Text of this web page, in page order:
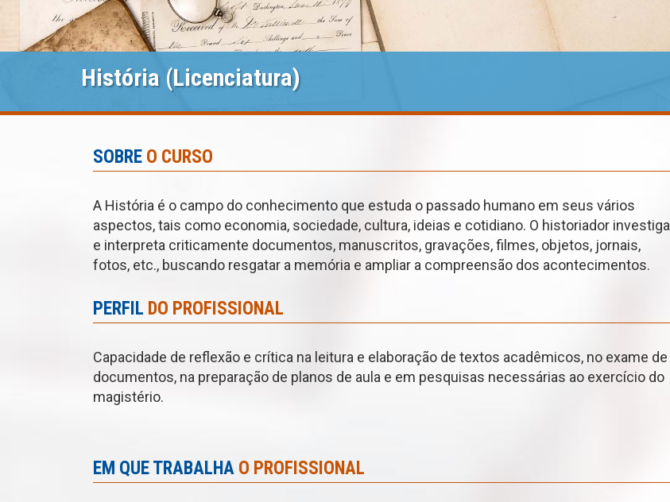
História (Licenciatura)
SOBRE O CURSO
A História é o campo do conhecimento que estuda o passado humano em seus vários
aspectos, tais como economia, sociedade, cultura, ideias e cotidiano. O historiador investiga
e interpreta criticamente documentos, manuscritos, gravações, filmes, objetos, jornais,
fotos, etc., buscando resgatar a memória e ampliar a compreensão dos acontecimentos.
PERFIL DO PROFISSIONAL
Capacidade de reflexão e crítica na leitura e elaboração de textos acadêmicos, no exame de
documentos, na preparação de planos de aula e em pesquisas necessárias ao exercício do
magistério.
EM QUE TRABALHA O PROFISSIONAL